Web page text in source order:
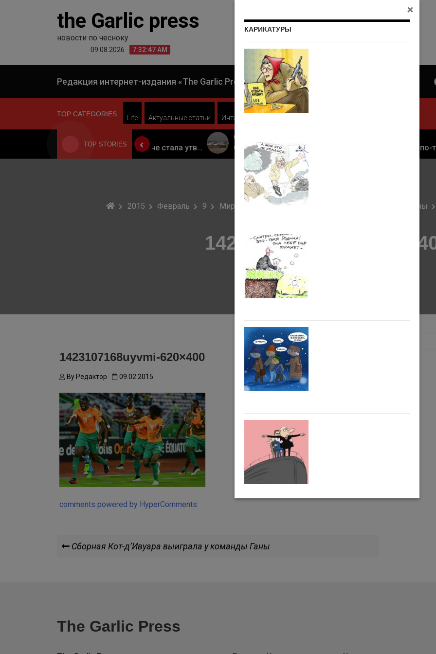
the Garlic press
новости по чесноку
09.08.2026 7:32:47 AM
Редакция интернет-издания «The Garlic Press»
TOP CATEGORIES
Life Актуальные статьи Интервью
TOP STORIES Палата лордов не стала утверждать законопроект о "брексите"
02.03.2017
США сообщили об авиаударе России по арабской коалиции в Сирии
02.03.2017
2015 Февраль 9 Мир Сборная Кот-д’Ивуара выиграла у команды Ганы
1423107168uyvmi-
1423107168uyvmi-620×400
By Редактор 09.02.2015
comments powered by HyperComments
Навигация
Previous
Сборная Кот-д’Ивуара выиграла у команды Ганы
The Garlic Press
КАРИКАТУРЫ